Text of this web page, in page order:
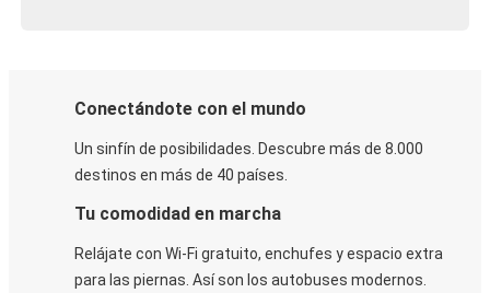
Conectándote con el mundo
Un sinfín de posibilidades. Descubre más de 8.000
destinos en más de 40 países.
Tu comodidad en marcha
Relájate con Wi-Fi gratuito, enchufes y espacio extra
para las piernas. Así son los autobuses modernos.